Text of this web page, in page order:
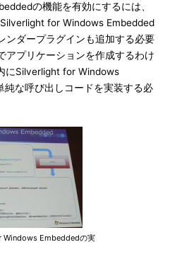
の機能を有効にするには、
for Windows Embedded
ンダープラグインも追加する必要
アプリケーションを作成するわけ
にSilverlight for Windows
純な呼び出しコードを実装する必
Embeddedの実